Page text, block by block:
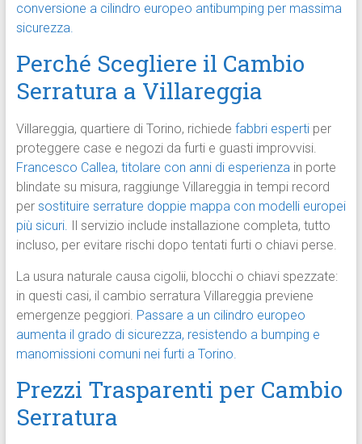
conversione a cilindro europeo antibumping per massima
sicurezza.
Perché Scegliere il Cambio
Serratura a Villareggia
Villareggia, quartiere di Torino, richiede fabbri espertiper
proteggere case e negozi da furti e guasti improvvisi.
Francesco Callea, titolare con anni di esperienzain porte
blindate su misura, raggiunge Villareggia in tempi record
per sostituire serrature doppie mappa con modelli europei
più sicuri. Il servizio include installazione completa, tutto
incluso, per evitare rischi dopo tentati furti o chiavi perse.
La usura naturale causa cigolii, blocchi o chiavi spezzate:
in questi casi, il cambio serratura Villareggia previene
emergenze peggiori. Passare a un cilindro europeo
aumenta il grado di sicurezza, resistendo a bumping e
manomissioni comuni nei furti a Torino.
Prezzi Trasparenti per Cambio
Serratura